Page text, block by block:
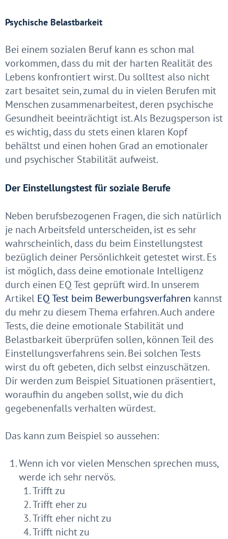
Psychische Belastbarkeit
Bei einem sozialen Beruf kann es schon mal
vorkommen, dass du mit der harten Realität des
Lebens konfrontiert wirst. Du solltest also nicht
zart besaitet sein, zumal du in vielen Berufen mit
Menschen zusammenarbeitest, deren psychische
Gesundheit beeinträchtigt ist. Als Bezugsperson ist
es wichtig, dass du stets einen klaren Kopf
behältst und einen hohen Grad an emotionaler
und psychischer Stabilität aufweist.
Der Einstellungstest für soziale Berufe
Neben berufsbezogenen Fragen, die sich natürlich
je nach Arbeitsfeld unterscheiden, ist es sehr
wahrscheinlich, dass du beim Einstellungstest
bezüglich deiner Persönlichkeit getestet wirst. Es
ist möglich, dass deine emotionale Intelligenz
durch einen EQ Test geprüft wird. In unserem
Artikel EQ Test beim Bewerbungsverfahren kannst
du mehr zu diesem Thema erfahren. Auch andere
Tests, die deine emotionale Stabilität und
Belastbarkeit überprüfen sollen, können Teil des
Einstellungsverfahrens sein. Bei solchen Tests
wirst du oft gebeten, dich selbst einzuschätzen.
Dir werden zum Beispiel Situationen präsentiert,
woraufhin du angeben sollst, wie du dich
gegebenenfalls verhalten würdest.
Das kann zum Beispiel so aussehen:
Wenn ich vor vielen Menschen sprechen muss,
werde ich sehr nervös.
Trifft zu
Trifft eher zu
Trifft eher nicht zu
Trifft nicht zu